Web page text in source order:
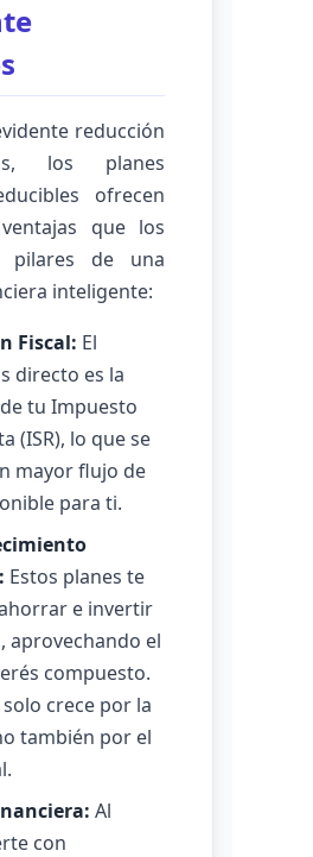
reducción
los planes
ofrecen
que los
pilares de una
inteligente:
Fiscal: El
directo es la
tu Impuesto
(ISR), lo que se
mayor flujo de
para ti.
Estos planes te
e invertir
aprovechando el
compuesto.
crece por la
también por el
Al
con